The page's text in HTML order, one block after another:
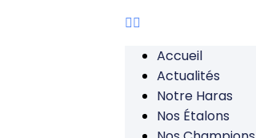
Accueil
Actualités
Notre Haras
Nos Étalons